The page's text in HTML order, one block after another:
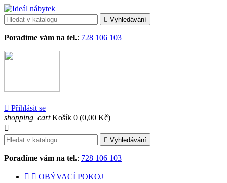
 Vyhledávání
Poradíme vám na tel.: 728 106 103
 Přihlásit se
shopping_cart Košík 0 (0,00 Kč)

 Vyhledávání
Poradíme vám na tel.: 728 106 103
  OBÝVACÍ POKOJ